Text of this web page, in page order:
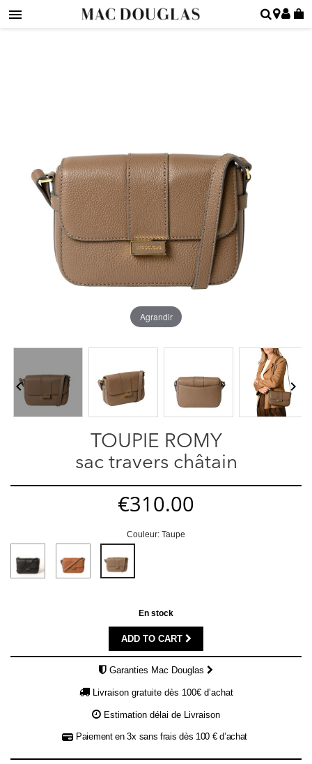
Agrandir
 
TOUPIE ROMY
sac travers châtain
€310.00
Couleur: Taupe
En stock
ADD TO CART
Garanties Mac Douglas
Livraison gratuite dès 100€ d’achat
Estimation délai de Livraison
Paiement en 3x sans frais dès 100 € d’achat